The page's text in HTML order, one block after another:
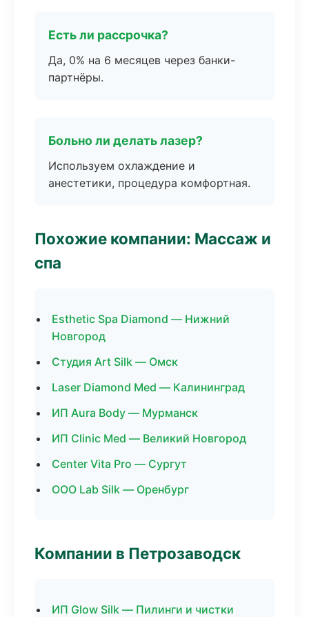
Есть ли рассрочка?
Да, 0% на 6 месяцев через банки-
партнёры.
Больно ли делать лазер?
Используем охлаждение и
анестетики, процедура комфортная.
Похожие компании: Массаж и
спа
Esthetic Spa Diamond — Нижний
Новгород
Студия Art Silk — Омск
Laser Diamond Med — Калининград
ИП Aura Body — Мурманск
ИП Clinic Med — Великий Новгород
Center Vita Pro — Сургут
ООО Lab Silk — Оренбург
Компании в Петрозаводск
ИП Glow Silk — Пилинги и чистки